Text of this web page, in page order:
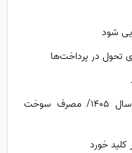
شود
تحول در پرداخت‌ها
واردات ۲۵ هزار خودروی کارکرده در سال ۱۴۰۵/ مصرف سوخت
خورد